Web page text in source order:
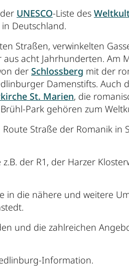
UNESCO-Liste des
Deutschland.
Straßen, verwinkelten
acht Jahrhunderten. Am
der Schlossberg mit der
Damenstifts. Auch
St. Marien, die
Park gehören zum
Straße der Romanik in
der R1, der Harzer
in die nähere und weitere
und die zahlreichen
Information.